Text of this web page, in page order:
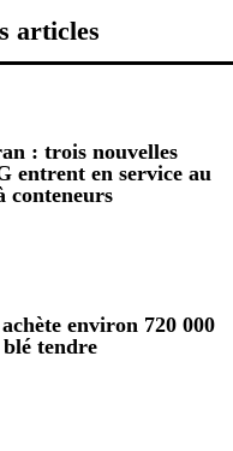
articles
: trois nouvelles
entrent en service au
conteneurs
environ 720 000
blé tendre